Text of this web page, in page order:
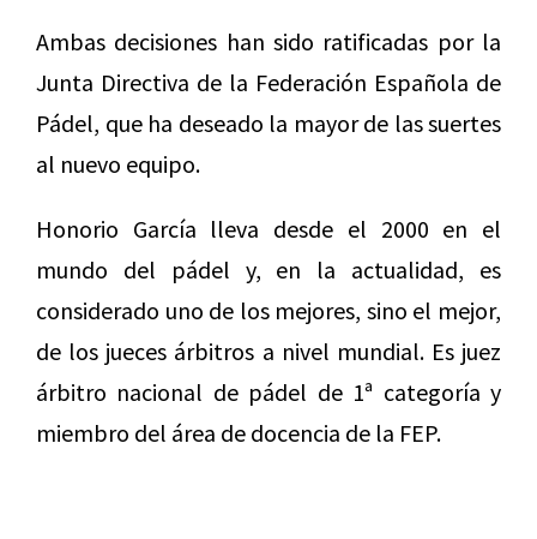
Ambas decisiones han sido ratificadas por la
Junta Directiva de la Federación Española de
Pádel, que ha deseado la mayor de las suertes
al nuevo equipo.
Honorio García lleva desde el 2000 en el
mundo del pádel y, en la actualidad, es
considerado uno de los mejores, sino el mejor,
de los jueces árbitros a nivel mundial. Es juez
árbitro nacional de pádel de 1ª categoría y
miembro del área de docencia de la FEP.